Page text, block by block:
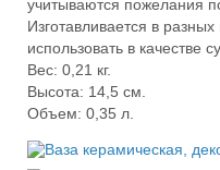
учитываются пожелания
Изготавливается в
использовать в качестве
Вес: 0,21 кг.
Высота: 14,5 см.
Объем: 0,35 л.